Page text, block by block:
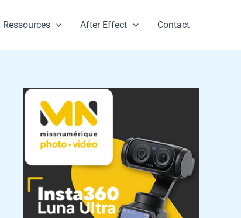
Ressources After Effect Contact